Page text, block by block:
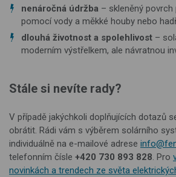
nenáročná údržba – skleněný
pomocí vody a měkké houby nebo
dlouhá životnost a spolehlivost –
moderním výstřelkem, ale návratnou
Stále si nevíte rady?
V případě jakýchkoli doplňujících dotazů
obrátit. Rádi vám s výběrem solárního
individuálně na e-mailové adrese
telefonním čísle +420 730 893 828. Pro
novinkách a trendech ze světa